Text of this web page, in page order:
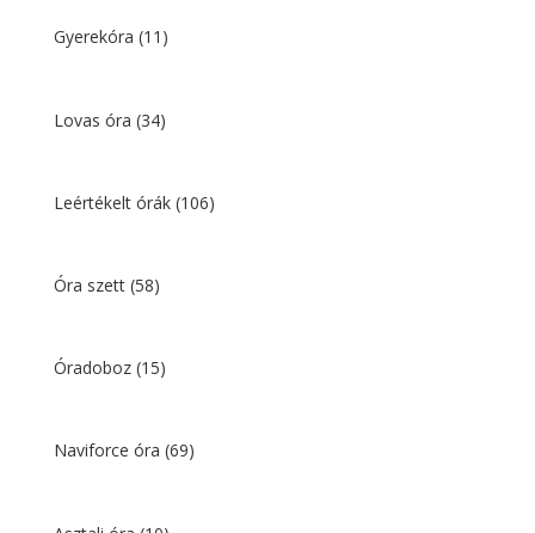
Gyerekóra (11)
Lovas óra (34)
Leértékelt órák (106)
Óra szett (58)
Óradoboz (15)
Naviforce óra (69)